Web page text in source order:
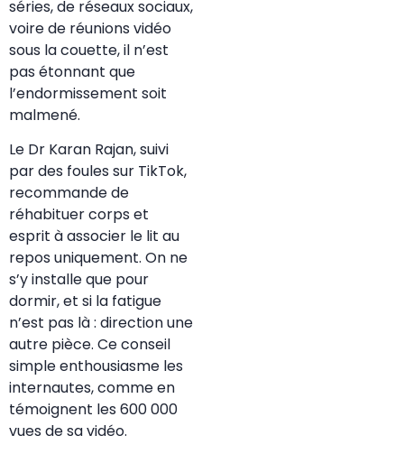
séries, de réseaux sociaux,
voire de réunions vidéo
sous la couette, il n’est
pas étonnant que
l’endormissement soit
malmené.
Le Dr Karan Rajan, suivi
par des foules sur TikTok,
recommande de
réhabituer corps et
esprit à associer le lit au
repos uniquement. On ne
s’y installe que pour
dormir, et si la fatigue
n’est pas là : direction une
autre pièce. Ce conseil
simple enthousiasme les
internautes, comme en
témoignent les 600 000
vues de sa vidéo.